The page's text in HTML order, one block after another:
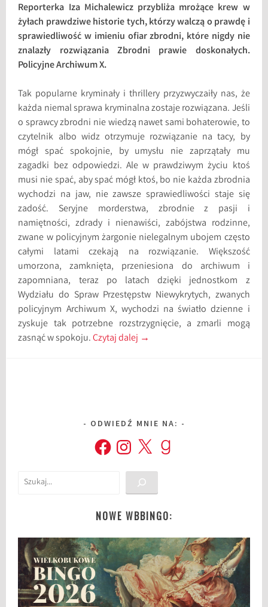
Reporterka Iza Michalewicz przybliża mrożące krew w
żyłach prawdziwe historie tych, którzy walczą o prawdę i
sprawiedliwość w imieniu ofiar zbrodni, które nigdy nie
znalazły rozwiązania Zbrodni prawie doskonałych.
Policyjne Archiwum X.
Tak popularne kryminały i thrillery przyzwyczaiły nas, że
każda niemal sprawa kryminalna zostaje rozwiązana. Jeśli
o sprawcy zbrodni nie wiedzą nawet sami bohaterowie, to
czytelnik albo widz otrzymuje rozwiązanie na tacy, by
mógł spać spokojnie, by umysłu nie zaprzątały mu
zagadki bez odpowiedzi. Ale w prawdziwym życiu ktoś
musi nie spać, aby spać mógł ktoś, bo nie każda zbrodnia
wychodzi na jaw, nie zawsze sprawiedliwości staje się
zadość. Seryjne morderstwa, zbrodnie z pasji i
namiętności, zdrady i nienawiści, zabójstwa rodzinne,
zwane w policyjnym żargonie nielegalnym ubojem często
całymi latami czekają na rozwiązanie. Większość
umorzona, zamknięta, przeniesiona do archiwum i
zapomniana, teraz po latach dzięki jednostkom z
Wydziału do Spraw Przestępstw Niewykrytych, zwanych
policyjnym Archiwum X, wychodzi na światło dzienne i
zyskuje tak potrzebne rozstrzygnięcie, a zmarli mogą
zasnąć w spokoju.Czytaj dalej →
ODWIEDŹ MNIE NA:
FacebookInstagram
X Goodreads
Szukaj
NOWE WBBINGO: